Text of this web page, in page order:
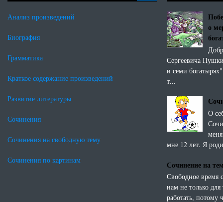
Анализ произведений
Биография
Грамматика
Краткое содержание произведений
Развитие литературы
Сочинения
Сочинения на свободную тему
Сочинения по картинам
о
Сергеевича
и семи
т...
О
мне 12 лет. Я
Сочинение на
Свободное время
нам не только
работать, потому